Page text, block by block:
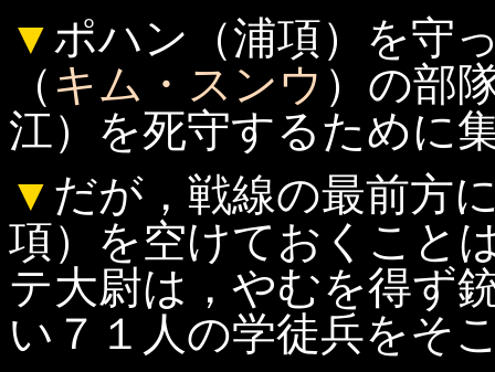
▼ ポハン（浦項）を守
（ キム・スンウ ）の部
江）を死守するために
▼ だが，戦線の最前方
項）を空けておくこと
テ大尉は，やむを得ず
い７１人の学徒兵をそ